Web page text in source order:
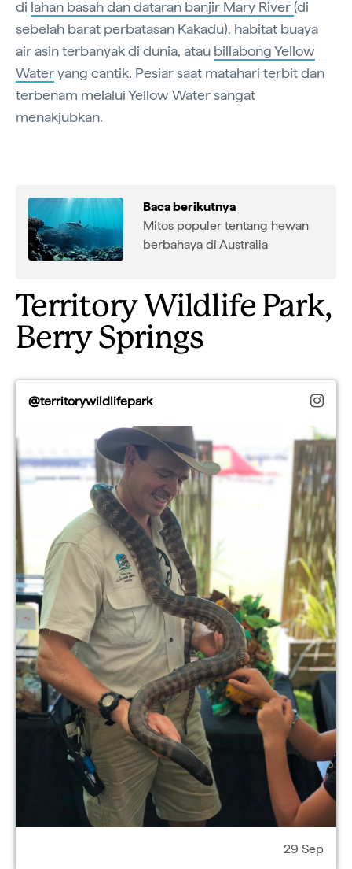
di lahan basah dan dataran banjir Mary River(di
sebelah barat perbatasan Kakadu), habitat buaya
air asin terbanyak di dunia, atau billabong Yellow
Wateryang cantik. Pesiar saat matahari terbit dan
terbenam melalui Yellow Water sangat
menakjubkan.
Baca berikutnya
Mitos populer tentang hewan
berbahaya di Australia
Territory Wildlife Park,
Berry Springs
@territorywildlifepark
29 Sep